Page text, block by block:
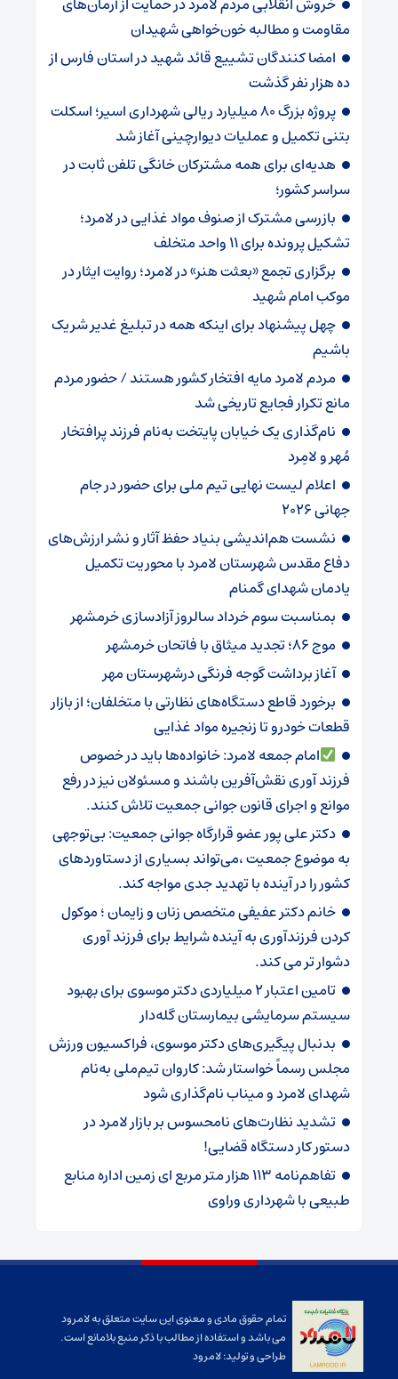
مقاومت و مطالبه خون‌خواهی شهیدان
امضا کنندگان تشییع قائد شهید در استان فارس از
ده هزار نفر گذشت
پروژه بزرگ ۸۰ میلیارد ریالی شهرداری اسیر؛ اسکلت
بتنی تکمیل و عملیات دیوارچینی آغاز شد
هدیه‌ای برای همه مشترکان خانگی تلفن ثابت در
سراسر کشور؛
بازرسی مشترک از صنوف مواد غذایی در لامرد؛
تشکیل پرونده برای ۱۱ واحد متخلف
برگزاری تجمع «بعثت هنر» در لامرد؛ روایت ایثار در
موکب امام شهید
چهل پیشنهاد برای اینکه همه در تبلیغ غدیر شریک
باشیم
مردم لامرد مایه افتخار کشور هستند / حضور مردم
مانع تکرار فجایع تاریخی شد
نام‌گذاری یک خیابان پایتخت به‌نام فرزند پرافتخار
مُهر و لامِرد
اعلام لیست نهایی تیم ملی برای حضور در جام
جهانی ۲۰۲۶ ‌
نشست هم‌اندیشی بنیاد حفظ آثار و نشر ارزش‌های
دفاع مقدس شهرستان لامرد با محوریت تکمیل
یادمان شهدای گمنام
بمناسبت سوم خرداد سالروز آزادسازی خرمشهر
موج ۸۶؛ تجدید میثاق با فاتحان خرمشهر
آغاز برداشت گوجه فرنگی درشهرستان مهر
برخورد قاطع دستگاه‌های نظارتی با متخلفان؛ از بازار
قطعات خودرو تا زنجیره مواد غذایی
امام جمعه لامرد: خانواده‌ها باید در خصوص
فرزند آوری نقش‌آفرین باشند و مسئولان نیز در رفع
موانع و اجرای قانون جوانی جمعیت تلاش کنند.
دکتر علی پور عضو قرارگاه جوانی جمعیت: بی‌توجهی
به موضوع جمعیت ،می‌تواند بسیاری از دستاوردهای
کشور را در آینده با تهدید جدی مواجه کند.
خانم دکتر عفیفی متخصص زنان و زایمان ؛ موکول
کردن فرزندآوری به آینده شرایط برای فرزند آوری
دشوار تر می کند.
تامین اعتبار ۲ میلیاردی دکتر موسوی برای بهبود
سیستم سرمایشی بیمارستان گله‌دار ‌
بدنبال پیگیری‌های دکتر موسوی، فراکسیون ورزش
مجلس رسماً خواستار شد: کاروان تیم‌ملی به‌نام
شهدای لامرد و میناب نام‌گذاری شود
تشدید نظارت‌های نامحسوس بر بازار لامرد در
دستور کار دستگاه قضایی!
تفاهم‌نامه ۱۱۳ هزار متر مربع ای زمین اداره منابع
طبیعی با شهرداری وراوی
تمام حقوق مادی و معنوی این سایت متعلق به لامرود
می باشد و استفاده از مطالب با ذکر منبع بلامانع است.
طراحی و تولید:لامرود